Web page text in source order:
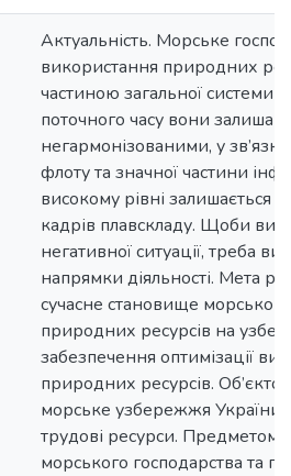
Актуальність. Морське
використання природних
частиною загальної системи
поточного часу вони
негармонізованими, у
флоту та значної частини
високому рівні залишається
кадрів плавскладу. Щоби
негативної ситуації, треба
напрямки діяльності. Мета
сучасне становище
природних ресурсів на
забезпечення оптимізації
природних ресурсів.
морське узбережжя України
трудові ресурси. Предметом
морського господарства та